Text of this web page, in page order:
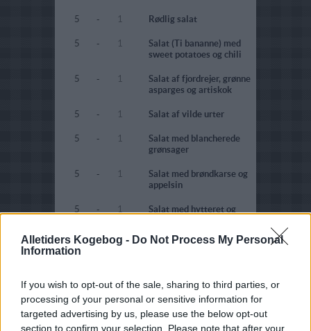
Alletiders Kogebog - Do Not Process My Personal
Information
If you wish to opt-out of the sale, sharing to third parties, or
processing of your personal or sensitive information for
targeted advertising by us, please use the below opt-out
section to confirm your selection. Please note that after your
5 - 1 Rødlig salat
5 - 1
Salat (Ti bananne) med
sweet potatoes og chili
5 - 1
Salat af fjordrejer, grønne
asparges og artiskok
5 - 1 Salat af vilde urter
5 - 1
Salat med blancherede
grønsager
5 - 1
Salat med brøndkarse og
appelsin
5 - 1
Salat med hytteret og
5 - 1
Salat med karry, grillet
2.8 2
Salat med lotusstilke og
rejer
5 - 1
Salat med porre, gulerod
og havre